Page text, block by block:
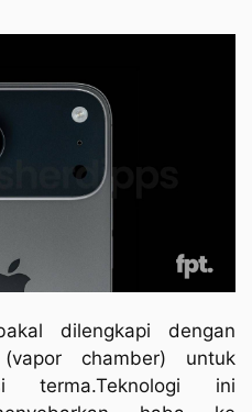
dilengkapi dengan
chamber) untuk
terma.Teknologi ini